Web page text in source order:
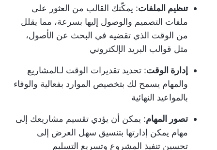
تنظيم الملفات: يمكّنك القالب من العثور على
ملفات التصميم والوصول إليها بسرعة، مما يقلل
من الوقت الذي تقضيه في البحث عن الأصول،
مثل قوالب البريد الإلكتروني
إدارة الوقت: تحديد تقديرات الوقت لـالمشاريع
والمهام يسمح لك بتخصيص الموارد بفعالية والوفاء
بالمواعيد النهائية
تصور المهام: يمكن أن يؤدي تقسيم مشاريعك إلى
مهام يمكن إدارتها بتنسيق سهل العرض إلى
تحسين تنفيذ المشروع وتسريع التسليم